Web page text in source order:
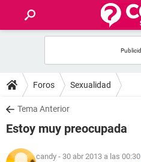
FOROS
SALUD
FAMILIA
Foros Sexualidad
Tema Anterior
Estoy muy preocupada
candy - 30 abr 2013 a las 00:30